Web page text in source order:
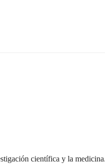
científica y la